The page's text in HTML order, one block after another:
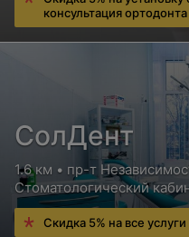
консультация ортодонта
СолДент
1.6 км • пр-т
Стоматологический
Скидка 5% на все